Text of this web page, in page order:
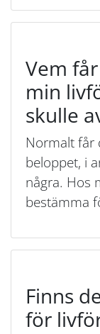
Vem
min
skulle
Normalt får
beloppet, i
några. Hos
bestämma
Finns
för